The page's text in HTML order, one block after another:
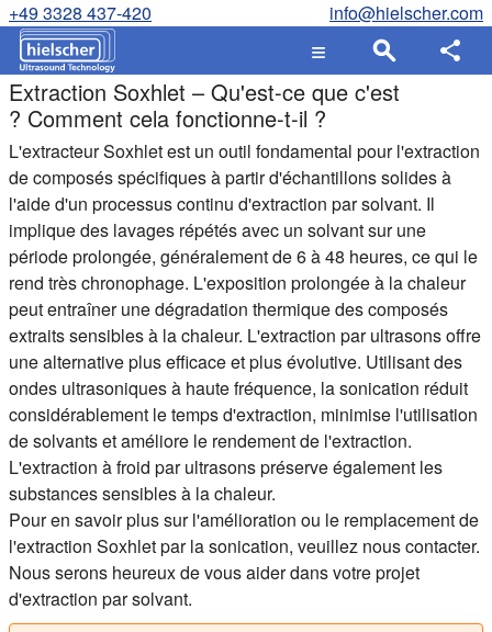
+49 3328 437-420 info@hielscher.com
Extraction Soxhlet – Qu'est-ce que c'est
? Comment cela fonctionne-t-il ?
L'extracteur Soxhlet est un outil fondamental pour l'extraction
de composés spécifiques à partir d'échantillons solides à
l'aide d'un processus continu d'extraction par solvant. Il
implique des lavages répétés avec un solvant sur une
période prolongée, généralement de 6 à 48 heures, ce qui le
rend très chronophage. L'exposition prolongée à la chaleur
peut entraîner une dégradation thermique des composés
extraits sensibles à la chaleur. L'extraction par ultrasons offre
une alternative plus efficace et plus évolutive. Utilisant des
ondes ultrasoniques à haute fréquence, la sonication réduit
considérablement le temps d'extraction, minimise l'utilisation
de solvants et améliore le rendement de l'extraction.
L'extraction à froid par ultrasons préserve également les
substances sensibles à la chaleur.
Pour en savoir plus sur l'amélioration ou le remplacement de
l'extraction Soxhlet par la sonication, veuillez nous contacter.
Nous serons heureux de vous aider dans votre projet
d'extraction par solvant.